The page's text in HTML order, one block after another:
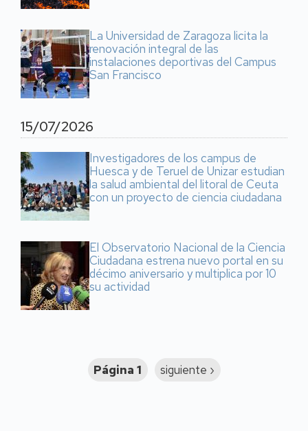
La Universidad de Zaragoza licita la
renovación integral de las
instalaciones deportivas del Campus
San Francisco
15/07/2026
Investigadores de los campus de
Huesca y de Teruel de Unizar estudian
la salud ambiental del litoral de Ceuta
con un proyecto de ciencia ciudadana
El Observatorio Nacional de la Ciencia
Ciudadana estrena nuevo portal en su
décimo aniversario y multiplica por 10
su actividad
Página 1
Siguiente
siguiente ›